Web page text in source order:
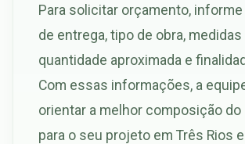
Para solicitar orçamento, informe
de entrega, tipo de obra,
quantidade aproximada e
Com essas informações, a
orientar a melhor composição do
para o seu projeto em Três Rios